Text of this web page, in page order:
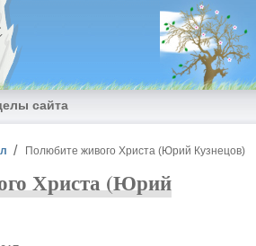
сайта
Полюбите живого Христа (Юрий Кузнецов)
Христа (Юрий